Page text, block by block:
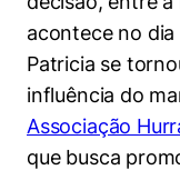
acontece no
Patricia se
influência do
Associação
que busca
Cookies